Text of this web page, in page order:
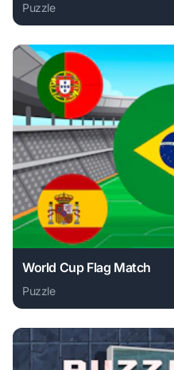
Puzzle
Play Puzzle Drive online
World Cup Flag Match
Puzzle
Play World Cup Flag